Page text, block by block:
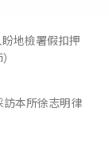
地檢署假扣押
訪本所徐志明律